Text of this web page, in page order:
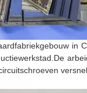
in
De